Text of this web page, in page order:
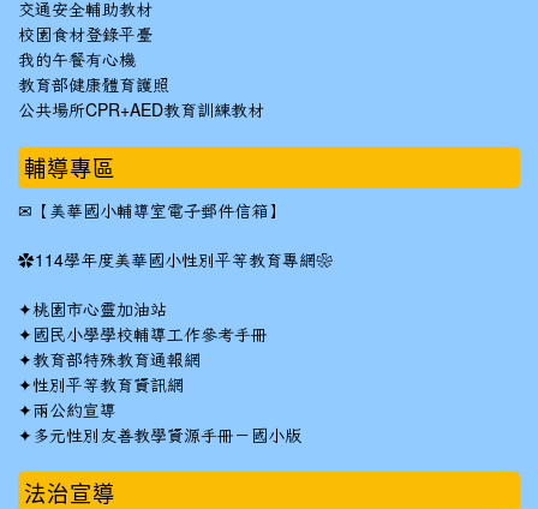
交通安全輔助教材
校園食材登錄平臺
我的午餐有心機
教育部健康體育護照
公共場所CPR+AED教育訓練教材
輔導專區
✉ 【美華國小輔導室電子郵件信箱】
✿114學年度美華國小性別平等教育專網❀
✦桃園市心靈加油站
✦ 國民小學學校輔導工作參考手冊
✦教育部特殊教育通報網
✦性別平等教育資訊網
✦兩公約宣導
✦ 多元性別友善教學資源手冊－國小版
法治宣導